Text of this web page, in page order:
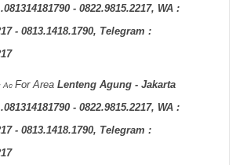
- 0822.9815.2217, WA :
- 0813.1418.1790, Telegram :
Ac For Area Lenteng Agung - Jakarta
- 0822.9815.2217, WA :
- 0813.1418.1790, Telegram :